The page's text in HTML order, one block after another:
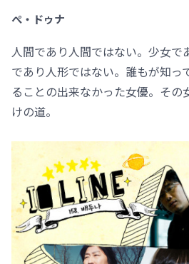
ぺ・ドゥナ
人間であり人間ではない。少女で
であり人形ではない。誰もが知っ
ることの出来なかった女優。その
けの道。